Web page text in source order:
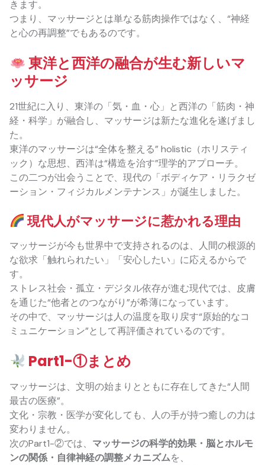
きます。
つまり、マッサージとは単なる筋肉操作ではなく、“神経
と心の再調整”でもあるのです。
東洋と西洋の融合が生む新しいマ
ッサージ
21世紀に入り、東洋の「気・血・心」と西洋の「筋肉・神
経・科学」が融合し、マッサージは新たな進化を遂げまし
た。
東洋のマッサージは“全体を整える” holistic（ホリスティ
ック）な思想、西洋は“構造を治す”理学的アプローチ。
この二つが出会うことで、現代の「ボディケア・リラクゼ
ーション・フィジカルメンテナンス」が誕生しました。
現代人がマッサージに惹かれる理由
マッサージが今も世界中で支持されるのは、人間の根源的
な欲求「触れられたい」「安心したい」に応えるからで
す。
ストレス社会・孤立・デジタル依存が進む現代では、皮膚
を通じた“他者とのつながり”が希薄になっています。
その中で、マッサージは人の温度を取り戻す“原始的なコ
ミュニケーション”として再評価されているのです。
Part1-①まとめ
マッサージは、文明の始まりとともに存在してきた“人間
最古の医療”。
文化・宗教・医学が変化しても、人の手が持つ癒しの力は
変わりません。
次のPart1-②では、 マッサージの科学的効果・脳とホルモ
ンの関係・自律神経の調整メカニズムを、